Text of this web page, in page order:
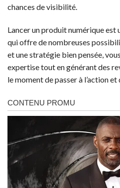
chances de visibilité.
Lancer un produit numérique est
qui offre de nombreuses
et une stratégie bien pensée,
expertise tout en générant des
le moment de passer à l’action